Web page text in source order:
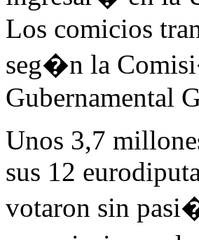
Los comicios
seg�n la
Gubernamental
Unos 3,7
sus 12
votaron sin